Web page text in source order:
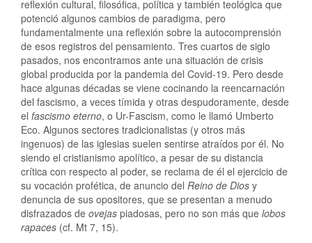
reflexión cultural, filosófica, política y también teológica que
potenció algunos cambios de paradigma, pero
fundamentalmente una reflexión sobre la autocomprensión
de esos registros del pensamiento. Tres cuartos de siglo
pasados, nos encontramos ante una situación de crisis
global producida por la pandemia del Covid-19. Pero desde
hace algunas décadas se viene cocinando la reencarnación
del fascismo, a veces tímida y otras despudoramente, desde
el fascismo eterno, o Ur-Fascism, como le llamó Umberto
Eco. Algunos sectores tradicionalistas (y otros más
ingenuos) de las iglesias suelen sentirse atraídos por él. No
siendo el cristianismo apolítico, a pesar de su distancia
crítica con respecto al poder, se reclama de él el ejercicio de
su vocación profética, de anuncio del Reino de Dios y
denuncia de sus opositores, que se presentan a menudo
disfrazados de ovejas piadosas, pero no son más que lobos
rapaces (cf. Mt 7, 15).